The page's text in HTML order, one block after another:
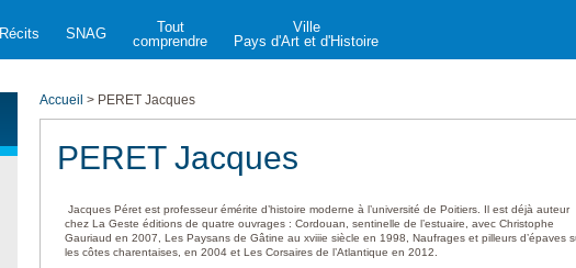
Récits SNAG
Tout
comprendre
Ville
Pays d'Art et d'Histoire
Accueil > PERET Jacques
PERET Jacques
Jacques Péret est professeur émérite d’histoire moderne à l’université de Poitiers. Il est déjà auteur
chez La Geste éditions de quatre ouvrages : Cordouan, sentinelle de l’estuaire, avec Christophe
Gauriaud en 2007, Les Paysans de Gâtine au xviiie siècle en 1998, Naufrages et pilleurs d’épaves
les côtes charentaises, en 2004 et Les Corsaires de l’Atlantique en 2012.